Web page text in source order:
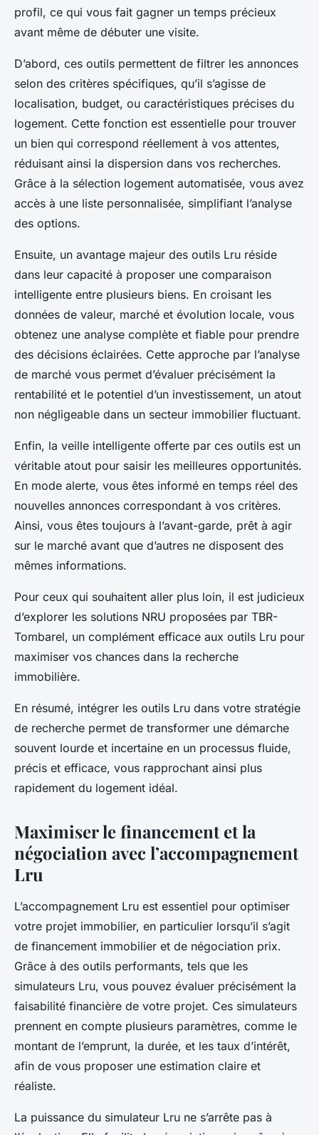
profil, ce qui vous fait gagner un temps précieux
avant même de débuter une visite.
D’abord, ces outils permettent de filtrer les annonces
selon des critères spécifiques, qu’il s’agisse de
localisation, budget, ou caractéristiques précises du
logement. Cette fonction est essentielle pour trouver
un bien qui correspond réellement à vos attentes,
réduisant ainsi la dispersion dans vos recherches.
Grâce à la sélection logement automatisée, vous avez
accès à une liste personnalisée, simplifiant l’analyse
des options.
Ensuite, un avantage majeur des outils Lru réside
dans leur capacité à proposer une comparaison
intelligente entre plusieurs biens. En croisant les
données de valeur, marché et évolution locale, vous
obtenez une analyse complète et fiable pour prendre
des décisions éclairées. Cette approche par l’analyse
de marché vous permet d’évaluer précisément la
rentabilité et le potentiel d’un investissement, un atout
non négligeable dans un secteur immobilier fluctuant.
Enfin, la veille intelligente offerte par ces outils est un
véritable atout pour saisir les meilleures opportunités.
En mode alerte, vous êtes informé en temps réel des
nouvelles annonces correspondant à vos critères.
Ainsi, vous êtes toujours à l’avant-garde, prêt à agir
sur le marché avant que d’autres ne disposent des
mêmes informations.
Pour ceux qui souhaitent aller plus loin, il est judicieux
d’explorer les solutions NRU proposées par TBR-
Tombarel, un complément efficace aux outils Lru pour
maximiser vos chances dans la recherche
immobilière.
En résumé, intégrer les outils Lru dans votre stratégie
de recherche permet de transformer une démarche
souvent lourde et incertaine en un processus fluide,
précis et efficace, vous rapprochant ainsi plus
rapidement du logement idéal.
Maximiser le financement et la
négociation avec l’accompagnement
Lru
L’accompagnement Lru est essentiel pour optimiser
votre projet immobilier, en particulier lorsqu’il s’agit
de financement immobilier et de négociation prix.
Grâce à des outils performants, tels que les
simulateurs Lru, vous pouvez évaluer précisément la
faisabilité financière de votre projet. Ces simulateurs
prennent en compte plusieurs paramètres, comme le
montant de l’emprunt, la durée, et les taux d’intérêt,
afin de vous proposer une estimation claire et
réaliste.
La puissance du simulateur Lru ne s’arrête pas à